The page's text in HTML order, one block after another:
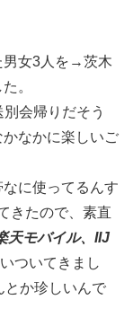
男女3人を→茨木
。
会帰りだそう
なかに楽しいご
に使ってるんす
きたので、素直
モバイル、IIJ
ついてきまし
とか珍しいんで